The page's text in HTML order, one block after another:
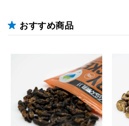
おすすめ商品